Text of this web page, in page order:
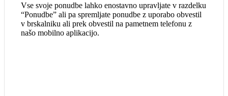
Vse svoje ponudbe lahko enostavno upravljate v razdelku
“Ponudbe” ali pa spremljate ponudbe z uporabo obvestil
v brskalniku ali prek obvestil na pametnem telefonu z
našo mobilno aplikacijo.